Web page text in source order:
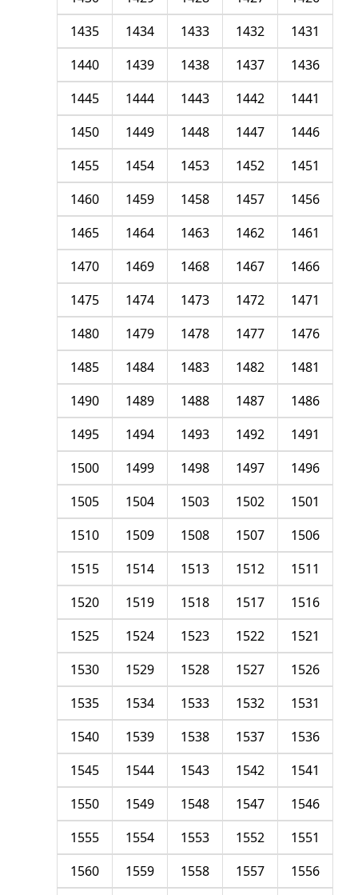
1431
1432
1433
1434
1435
1436
1437
1438
1439
1440
1441
1442
1443
1444
1445
1446
1447
1448
1449
1450
1451
1452
1453
1454
1455
1456
1457
1458
1459
1460
1461
1462
1463
1464
1465
1466
1467
1468
1469
1470
1471
1472
1473
1474
1475
1476
1477
1478
1479
1480
1481
1482
1483
1484
1485
1486
1487
1488
1489
1490
1491
1492
1493
1494
1495
1496
1497
1498
1499
1500
1501
1502
1503
1504
1505
1506
1507
1508
1509
1510
1511
1512
1513
1514
1515
1516
1517
1518
1519
1520
1521
1522
1523
1524
1525
1526
1527
1528
1529
1530
1531
1532
1533
1534
1535
1536
1537
1538
1539
1540
1541
1542
1543
1544
1545
1546
1547
1548
1549
1550
1551
1552
1553
1554
1555
1556
1557
1558
1559
1560